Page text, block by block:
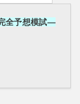
全予想模試―